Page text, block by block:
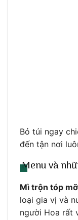
Bỏ túi ngay
đến tận nơi
Menu và
Mì trộn tóp
loại gia vị và
người Hoa rất